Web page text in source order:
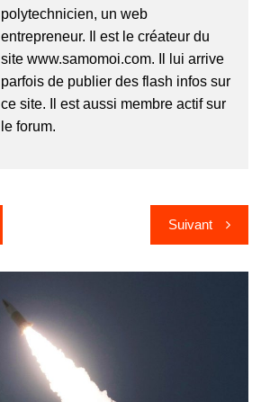
polytechnicien, un web
entrepreneur. Il est le créateur du
site www.samomoi.com. Il lui arrive
parfois de publier des flash infos sur
ce site. Il est aussi membre actif sur
le forum.
Suivant